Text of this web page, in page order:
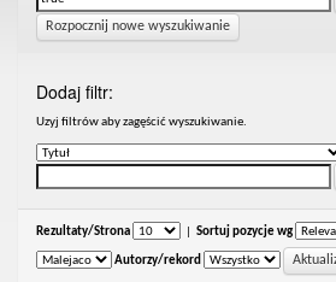
Rozpocznij nowe wyszukiwanie
Dodaj filtr:
Uzyj filtrów aby zagęścić wyszukiwanie.
Rezultaty/Strona Sortuj pozycje wg
Autorzy/rekord